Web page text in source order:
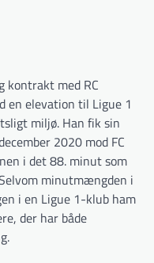
kontrakt med RC
en elevation til Ligue 1
miljø. Han fik sin
2020 mod FC
i det 88. minut som
minutmængden i
i en Ligue 1-klub ham
der har både